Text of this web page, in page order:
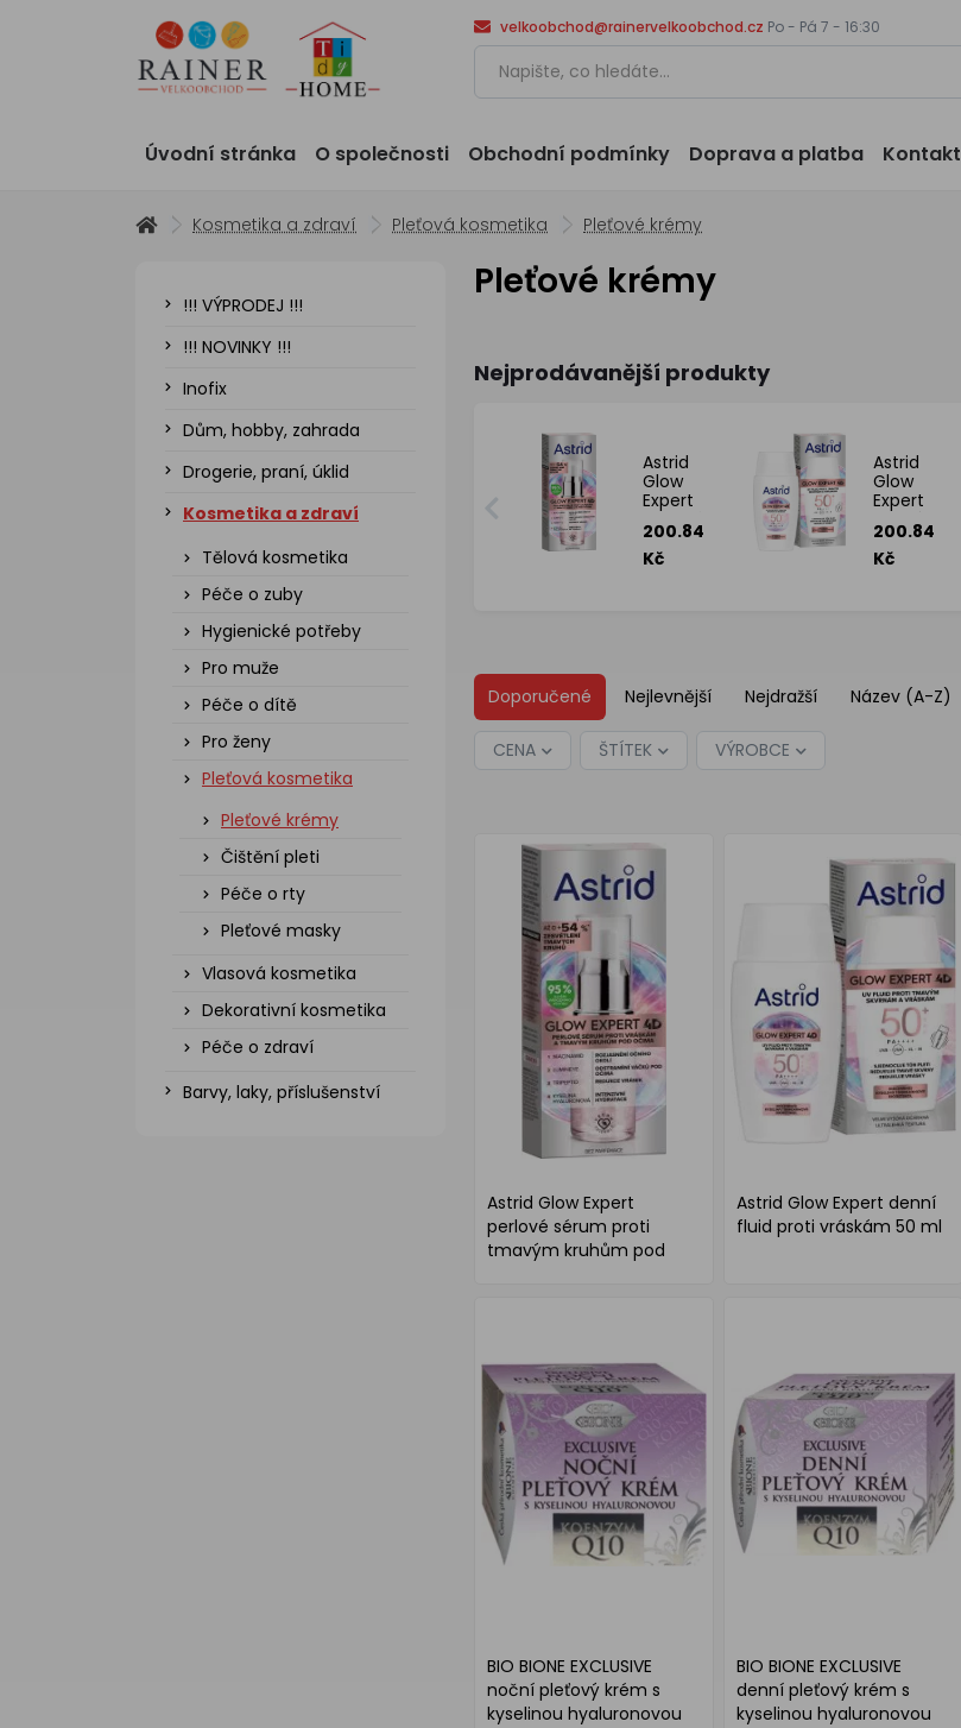
velkoobchod@rainervelkoobchod.cz Po - Pá 7 - 16:30
Úvodní stránka O společnosti Obchodní podmínky Doprava a platba Kontakt
Kosmetika a zdraví Pleťová kosmetika Pleťové krémy
!!! VÝPRODEJ !!!
!!! NOVINKY !!!
Inofix
Dům, hobby, zahrada
Drogerie, praní, úklid
Kosmetika a zdraví
Tělová kosmetika
Péče o zuby
Hygienické potřeby
Pro muže
Péče o dítě
Pro ženy
Pleťová kosmetika
Pleťové krémy
Čištění pleti
Péče o rty
Pleťové masky
Vlasová kosmetika
Dekorativní kosmetika
Péče o zdraví
Barvy, laky, příslušenství
Pleťové krémy
Nejprodávanější produkty
Astrid
Glow
Expert
perlové
sérum
proti
200.84
Kč
Astrid
Glow
Expert
denní
fluid
proti
200.84
Kč
Doporučené Nejlevnější Nejdražší Název (A-Z)
CENA ŠTÍTEK VÝROBCE
Astrid Glow Expert
perlové sérum proti
tmavým kruhům pod
Astrid Glow Expert denní
fluid proti vráskám 50 ml
BIO BIONE EXCLUSIVE
noční pleťový krém s
kyselinou hyaluronovou
BIO BIONE EXCLUSIVE
denní pleťový krém s
kyselinou hyaluronovou